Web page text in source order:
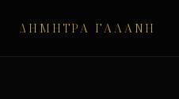
ΔΉΜΗΤΡΑ ΓΑΛΆΝΗ